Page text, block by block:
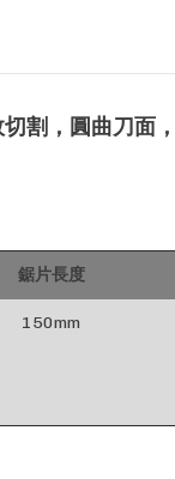
割，圓曲刀面
鋸片長度
150mm